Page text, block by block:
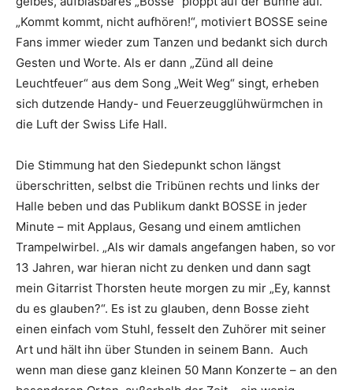
„Kommt kommt, nicht aufhören!“, motiviert BOSSE seine
Fans immer wieder zum Tanzen und bedankt sich durch
Gesten und Worte. Als er dann „Zünd all deine
Leuchtfeuer“ aus dem Song „Weit Weg“ singt, erheben
sich dutzende Handy- und Feuerzeugglühwürmchen in
die Luft der Swiss Life Hall.
Die Stimmung hat den Siedepunkt schon längst
überschritten, selbst die Tribünen rechts und links der
Halle beben und das Publikum dankt BOSSE in jeder
Minute – mit Applaus, Gesang und einem amtlichen
Trampelwirbel. „Als wir damals angefangen haben, so vor
13 Jahren, war hieran nicht zu denken und dann sagt
mein Gitarrist Thorsten heute morgen zu mir „Ey, kannst
du es glauben?“. Es ist zu glauben, denn Bosse zieht
einen einfach vom Stuhl, fesselt den Zuhörer mit seiner
Art und hält ihn über Stunden in seinem Bann. Auch
wenn man diese ganz kleinen 50 Mann Konzerte – an den